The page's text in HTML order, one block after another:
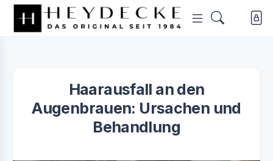
Haarausfall an den
Augenbrauen: Ursachen und
Behandlung